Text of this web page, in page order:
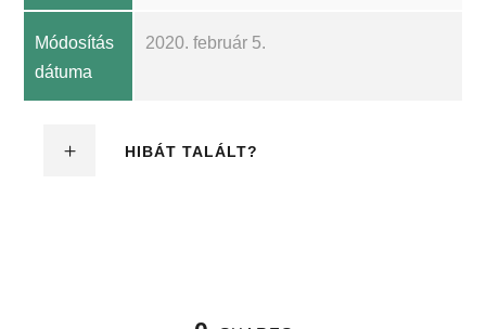
Módosítás
dátuma
2020. február 5.
HIBÁT TALÁLT?